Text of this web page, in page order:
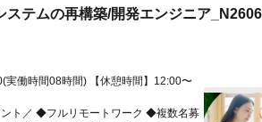
ステムの再構築/開発エンジニア
実働時間08時間) 【休憩時間】12:00〜
ント／ ◆フルリモートワーク ◆複数名募